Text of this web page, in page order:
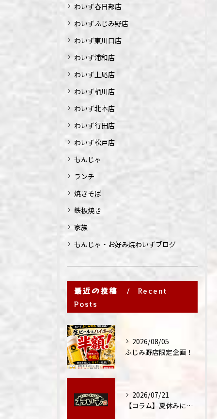
わいず春日部店
わいずふじみ野店
わいず東川口店
わいず浦和店
わいず上尾店
わいず桶川店
わいず北本店
わいず行田店
わいず松戸店
もんじゃ
ランチ
焼きそば
鉄板焼き
家族
もんじゃ・お好み焼わいずブログ
最近の投稿
Recent
Posts
2026/08/05
ふじみ野店限定企画！
2026/07/21
【コラム】夏休みに家族外食が増える理由